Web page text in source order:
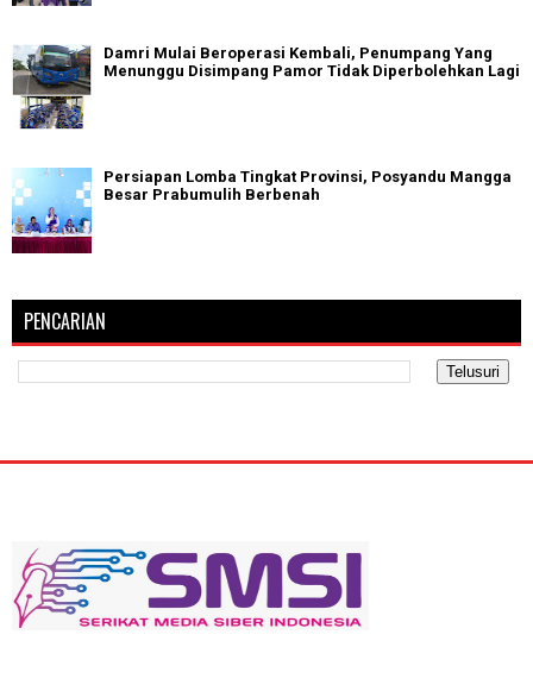
Damri Mulai Beroperasi Kembali, Penumpang Yang
Menunggu Disimpang Pamor Tidak Diperbolehkan Lagi
Persiapan Lomba Tingkat Provinsi, Posyandu Mangga
Besar Prabumulih Berbenah
PENCARIAN